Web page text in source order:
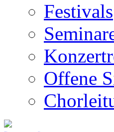
Festivals
Offene